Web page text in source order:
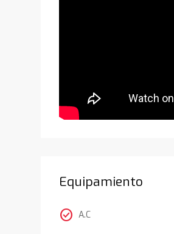
Equipamiento
check_circle A.C